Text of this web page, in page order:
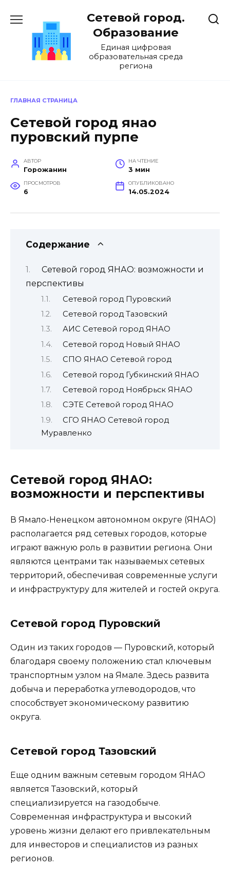
содержанию
Сетевой город.
Образование
Единая цифровая
образовательная среда
региона
ГЛАВНАЯ СТРАНИЦА
Сетевой город янао
пуровский пурпе
АВТОР
Горожанин
НА ЧТЕНИЕ
3 мин
ПРОСМОТРОВ
6
ОПУБЛИКОВАНО
14.05.2024
Содержание
Сетевой город ЯНАО: возможности и
перспективы
Сетевой город Пуровский
Сетевой город Тазовский
АИС Сетевой город ЯНАО
Сетевой город Новый ЯНАО
СПО ЯНАО Сетевой город
Сетевой город Губкинский ЯНАО
Сетевой город Ноябрьск ЯНАО
СЭТЕ Сетевой город ЯНАО
СГО ЯНАО Сетевой город
Муравленко
Сетевой город ЯНАО:
возможности и перспективы
В Ямало-Ненецком автономном округе (ЯНАО)
располагается ряд сетевых городов, которые
играют важную роль в развитии региона. Они
являются центрами так называемых сетевых
территорий, обеспечивая современные услуги
и инфраструктуру для жителей и гостей округа.
Сетевой город Пуровский
Один из таких городов — Пуровский, который
благодаря своему положению стал ключевым
транспортным узлом на Ямале. Здесь развита
добыча и переработка углеводородов, что
способствует экономическому развитию
округа.
Сетевой город Тазовский
Еще одним важным сетевым городом ЯНАО
является Тазовский, который
специализируется на газодобыче.
Современная инфраструктура и высокий
уровень жизни делают его привлекательным
для инвесторов и специалистов из разных
регионов.